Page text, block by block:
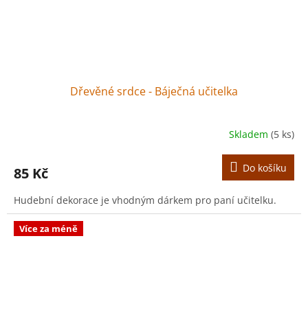
Dřevěné srdce - Báječná učitelka
Skladem (5 ks)
85 Kč Do košíku
Hudební dekorace je vhodným dárkem pro paní učitelku.
Více za méně